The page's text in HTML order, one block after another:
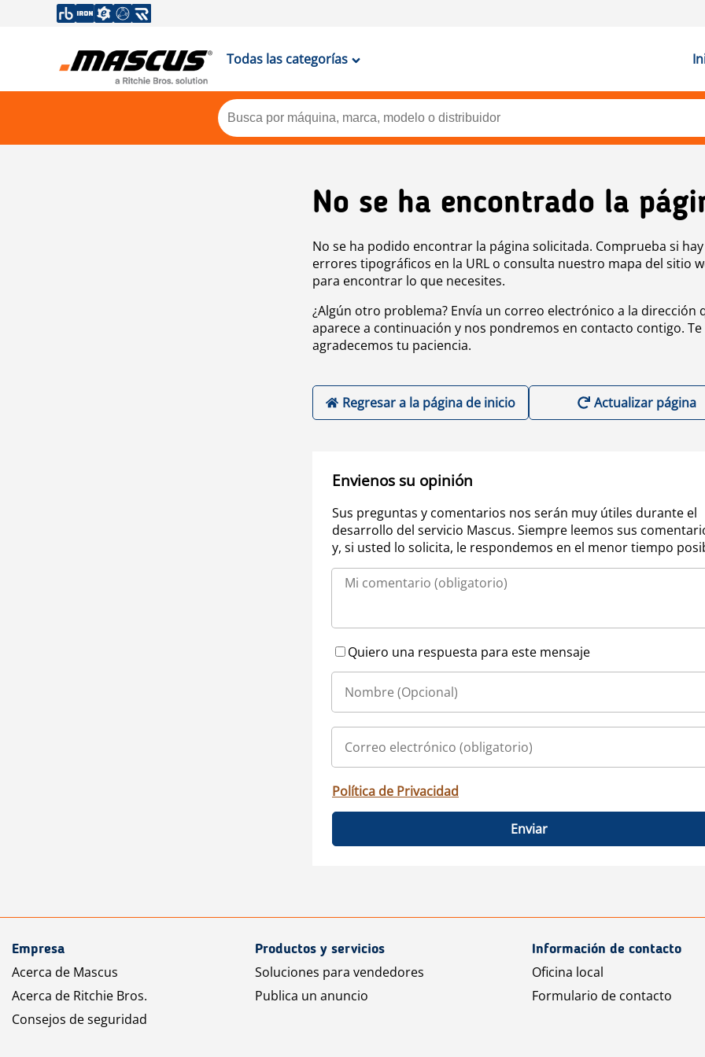
Todas las categorías
No se ha encontrado la
No se ha podido encontrar la página solicitada. Comprueba si hay
errores tipográficos en la URL o consulta nuestro mapa del sitio
para encontrar lo que necesites.
¿Algún otro problema? Envía un correo electrónico a la dirección
aparece a continuación y nos pondremos en contacto contigo. Te
agradecemos tu paciencia.
Regresar a la página de inicio Actualizar página
Envienos su opinión
Sus preguntas y comentarios nos serán muy útiles durante el
desarrollo del servicio Mascus. Siempre leemos sus
y, si usted lo solicita, le respondemos en el menor tiempo
Quiero una respuesta para este mensaje
Política de Privacidad
Enviar
Empresa
Acerca de Mascus
Acerca de Ritchie Bros.
Consejos de seguridad
Productos y servicios
Soluciones para vendedores
Publica un anuncio
Información de contacto
Oficina local
Formulario de contacto